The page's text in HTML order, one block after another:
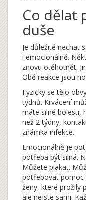
Co dělat
duše
Je důležité nechat
i emocionálně.
znovu otěhotnět.
Obě reakce jsou
Fyzicky se tělo
týdnů. Krvácení
máte silné bolesti,
než 2 týdny,
známka infekce.
Emocionálně je
potřeba být silná.
Můžete plakat.
potřebovat pomoc
ženy, které prožily
ale nejste sami.